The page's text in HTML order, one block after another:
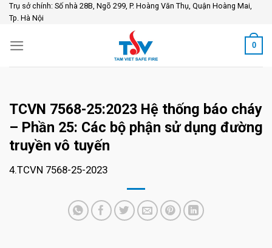
Skip
content
Trụ sở chính: Số nhà 28B, Ngõ 299, P. Hoàng Văn Thụ, Quận Hoàng Mai,
Tp. Hà Nội
0
TCVN 7568-25:2023 Hệ thống báo cháy
– Phần 25: Các bộ phận sử dụng đường
truyền vô tuyến
4.TCVN 7568-25-2023